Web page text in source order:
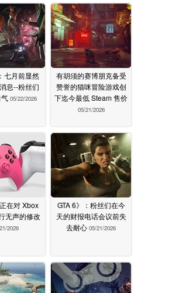
七月前显然
息--粉丝们
05/22/2026
有胡须的赛博朋克备受
赞誉的猫咪冒险游戏创
下迄今最低 Steam 售价
05/21/2026
在对 Xbox
无声的修改
2026
GTA 6》：粉丝们在今
天的财报电话会议前失
去耐心 05/21/2026